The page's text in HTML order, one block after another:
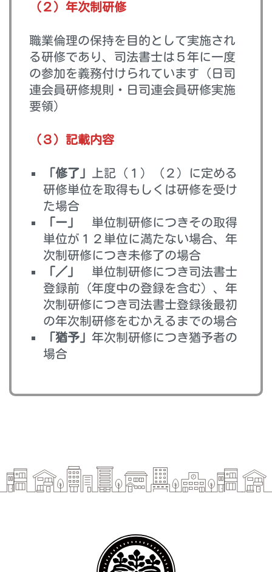
（２）年次制研修
職業倫理の保持を目的として実施され
る研修であり、司法書士は５年に一度
の参加を義務付けられています（日司
連会員研修規則・日司連会員研修実施
要領）
（３）記載内容
「修了」
上記（１）（２）に定める
研修単位を取得もしくは研修を受け
た場合
「ー」
単位制研修につきその取得
単位が１２単位に満たない場合、年
次制研修につき未修了の場合
「／」
単位制研修につき司法書士
登録前（年度中の登録を含む）、年
次制研修につき司法書士登録後最初
の年次制研修をむかえるまでの場合
「猶予」 年次制研修につき猶予者の
場合